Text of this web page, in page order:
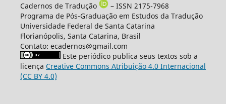
Cadernos de Tradução
– ISSN 2175-7968
Programa de Pós-Graduação em Estudos da Tradução
Universidade Federal de Santa Catarina
Florianópolis, Santa Catarina, Brasil
Contato: ecadernos@gmail.com
Este periódico publica seus textos sob a
licença Creative Commons Atribuição 4.0 Internacional
(CC BY 4.0)